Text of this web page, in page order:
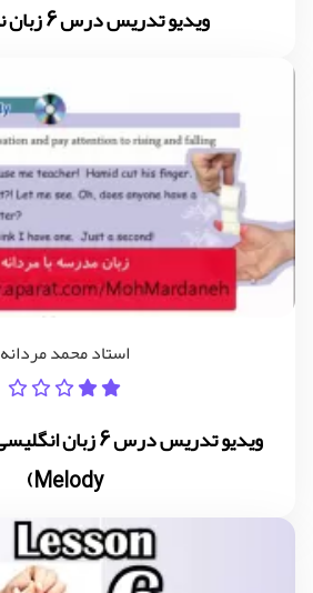
ویدیو تدریس درس 6 زبان نهم (گرامر)
استاد محمد مردانه
Melody)